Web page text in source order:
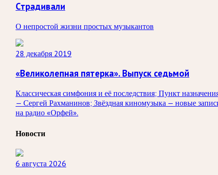
Страдивали
О непростой жизни простых музыкантов
28 декабря 2019
«Великолепная пятерка». Выпуск седьмой
Классическая симфония и её последствия; Пункт
— Сергей Рахманинов; Звёздная киномузыка — новые
на радио «Орфей».
Новости
6 августа 2026